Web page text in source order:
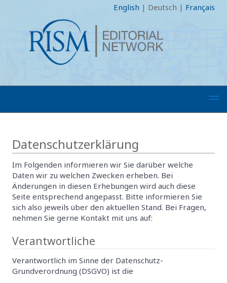
English | Deutsch | Français
Datenschutzerklärung
Im Folgenden informieren wir Sie darüber welche
Daten wir zu welchen Zwecken erheben. Bei
Änderungen in diesen Erhebungen wird auch diese
Seite entsprechend angepasst. Bitte informieren Sie
sich also jeweils über den aktuellen Stand. Bei Fragen,
nehmen Sie gerne Kontakt mit uns auf:
Verantwortliche
Verantwortlich im Sinne der Datenschutz-
Grundverordnung (DSGVO) ist die